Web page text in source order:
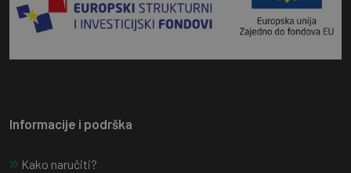
Informacije i podrška
Kako naručiti?